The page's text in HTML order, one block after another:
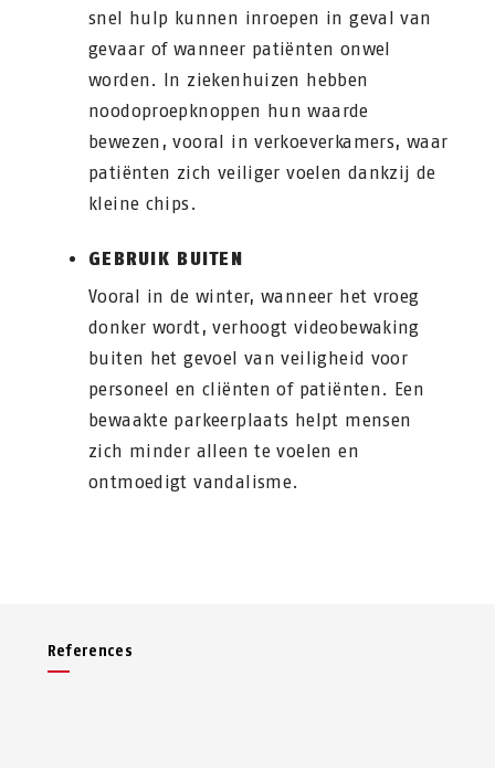
snel hulp kunnen inroepen in geval van
gevaar of wanneer patiënten onwel
worden. In ziekenhuizen hebben
noodoproepknoppen hun waarde
bewezen, vooral in verkoeverkamers, waar
patiënten zich veiliger voelen dankzij de
kleine chips.
GEBRUIK BUITEN
Vooral in de winter, wanneer het vroeg
donker wordt, verhoogt videobewaking
buiten het gevoel van veiligheid voor
personeel en cliënten of patiënten. Een
bewaakte parkeerplaats helpt mensen
zich minder alleen te voelen en
ontmoedigt vandalisme.
References